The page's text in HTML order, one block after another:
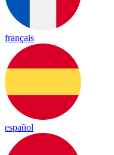
français
español